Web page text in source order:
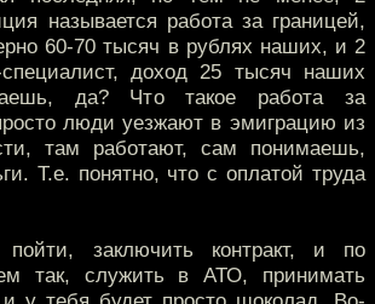
называется работа за границей,
60-70 тысяч в рублях наших, и 2
доход 25 тысяч наших
да? Что такое работа за
люди уезжают в эмиграцию из
там работают, сам понимаешь,
Т.е. понятно, что с оплатой труда
заключить контракт, и по
так, служить в АТО, принимать